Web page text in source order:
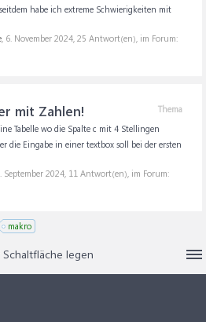
habe ich extreme Schwierigkeiten mit
, 6. November 2024, 25 Antwort(en), im Forum:
Thema
mit Zahlen!
Tabelle wo die Spalte c mit 4 Stellingen
die Eingabe in einer textbox soll bei der ersten
September 2024, 11 Antwort(en), im Forum:
makro
legen